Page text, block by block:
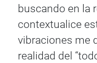
buscando en la
contextualice
vibraciones me
realidad del